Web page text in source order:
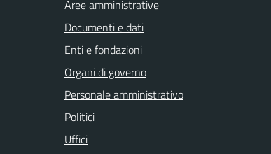
Aree amministrative
Documenti e dati
Enti e fondazioni
Organi di governo
Personale amministrativo
Politici
Uffici